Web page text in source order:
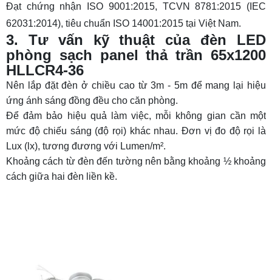
Đạt chứng nhận ISO 9001:2015, TCVN 8781:2015 (IEC
62031:2014), tiêu chuẩn ISO 14001:2015 tại Việt Nam.
3. Tư vấn kỹ thuật của đèn LED
phòng sạch panel thả trần 65x1200
HLLCR4-36
Nên lắp đặt đèn ở chiều cao từ 3m - 5m để mang lại hiệu
ứng ánh sáng đồng đều cho căn phòng.
Để đảm bảo hiệu quả làm việc, mỗi không gian cần một
mức độ chiếu sáng (độ rọi) khác nhau. Đơn vị đo độ rọi là
Lux (lx), tương đương với Lumen/m².
Khoảng cách từ đèn đến tường nên bằng khoảng ½ khoảng
cách giữa hai đèn liền kề.